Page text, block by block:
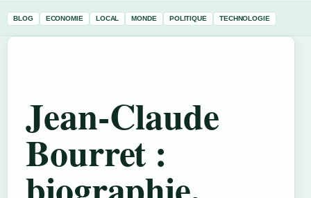
BLOG ECONOMIE LOCAL MONDE POLITIQUE TECHNOLOGIE
Jean-Claude
Bourret :